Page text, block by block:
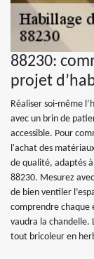
88230:
projet
Réaliser soi-même
avec un brin de
accessible. Pour
l'achat des
de qualité, adaptés
88230. Mesurez
de bien ventiler
comprendre chaque
vaudra la chandelle.
tout bricoleur en